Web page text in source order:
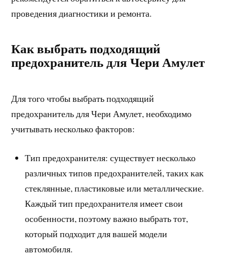
проведения диагностики и ремонта.
Как выбрать подходящий
предохранитель для Чери Амулет
Для того чтобы выбрать подходящий
предохранитель для Чери Амулет, необходимо
учитывать несколько факторов:
Тип предохранителя: существует несколько
различных типов предохранителей, таких как
стеклянные, пластиковые или металлические.
Каждый тип предохранителя имеет свои
особенности, поэтому важно выбрать тот,
который подходит для вашей модели
автомобиля.